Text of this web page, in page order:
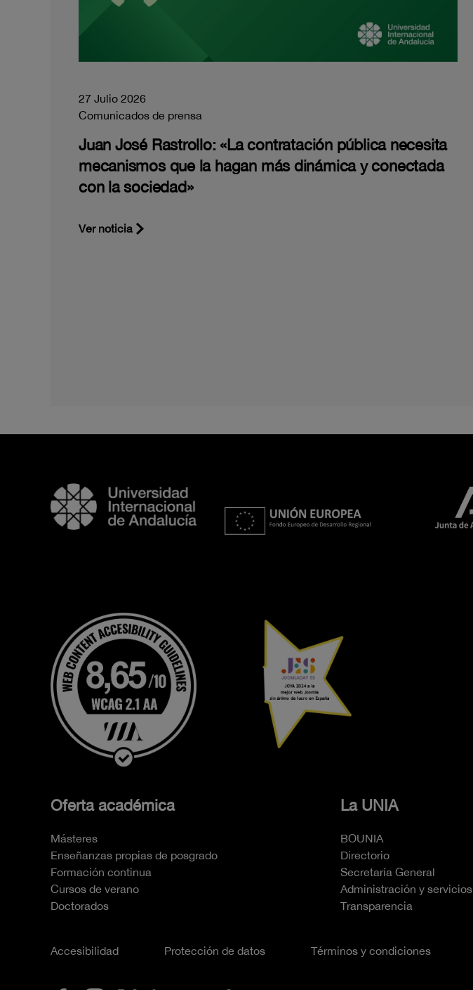
27 Julio 2026
Comunicados de prensa
Juan José Rastrollo: «La contratación pública necesita
mecanismos que la hagan más dinámica y conectada
con la sociedad»
Ver noticia
Oferta académica
Másteres
Enseñanzas propias de posgrado
Formación continua
Cursos de verano
Doctorados
La UNIA
BOUNIA
Directorio
Secretaría General
Administración y servicios
Transparencia
Accesibilidad Protección de datos Términos y condiciones